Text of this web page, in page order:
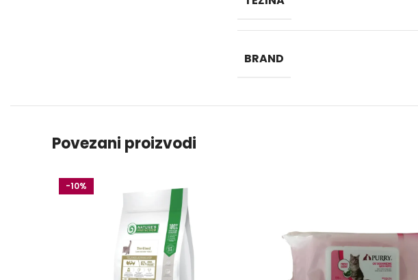
BRAND
Povezani proizvodi
-10%